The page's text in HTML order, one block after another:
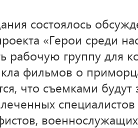
состоялось
«Герои среди
рабочую группу для
фильмов о
что съемками